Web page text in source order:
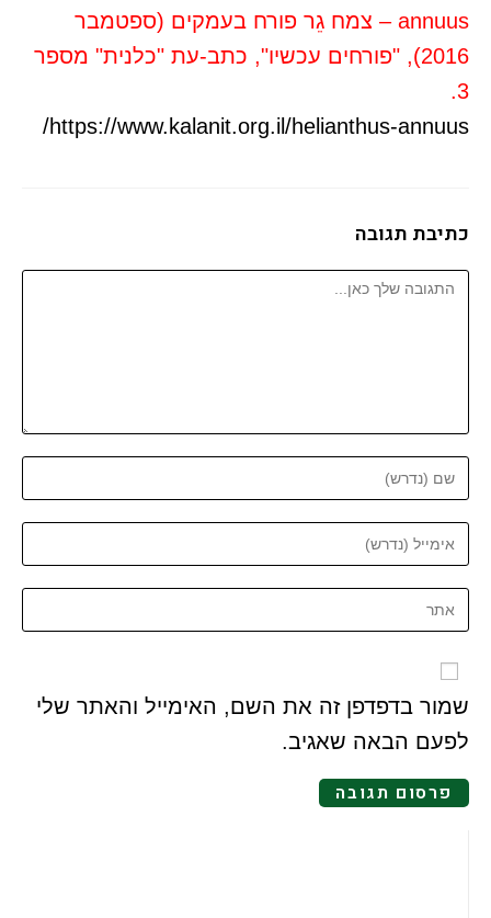
annuus – צמח גֵר פורח בעמקים (ספטמבר
2016), "פורחים עכשיו", כתב-עת "כלנית" מספר
3.
https://www.kalanit.org.il/helianthus-annuus/
כתיבת תגובה
שמור בדפדפן זה את השם, האימייל והאתר שלי
לפעם הבאה שאגיב.